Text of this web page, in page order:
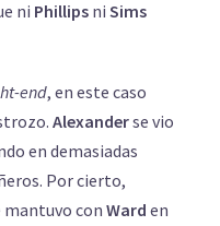
ni Phillips ni Sims
end, en este caso
Alexanderse vio
en demasiadas
Por cierto,
mantuvo con Ward en